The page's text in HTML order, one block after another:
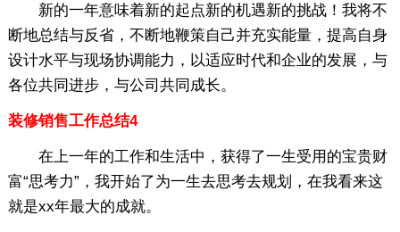
新的一年意味着新的起点新的机遇新的挑战！我将不
断地总结与反省，不断地鞭策自己并充实能量，提高自身
设计水平与现场协调能力，以适应时代和企业的发展，与
各位共同进步，与公司共同成长。
装修销售工作总结4
在上一年的工作和生活中，获得了一生受用的宝贵财
富“思考力”，我开始了为一生去思考去规划，在我看来这
就是xx年最大的成就。